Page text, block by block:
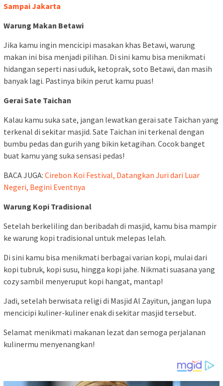
Sampai Jakarta
Warung Makan Betawi
Jika kamu ingin mencicipi masakan khas Betawi, warung
makan ini bisa menjadi pilihan. Di sini kamu bisa menikmati
hidangan seperti nasi uduk, ketoprak, soto Betawi, dan masih
banyak lagi. Pastinya bikin perut kamu puas!
Gerai Sate Taichan
Kalau kamu suka sate, jangan lewatkan gerai sate Taichan yang
terkenal di sekitar masjid. Sate Taichan ini terkenal dengan
bumbu pedas dan gurih yang bikin ketagihan. Cocok banget
buat kamu yang suka sensasi pedas!
BACA JUGA: Cirebon Koi Festival, Datangkan Juri dari Luar
Negeri, Begini Eventnya
Warung Kopi Tradisional
Setelah berkeliling dan beribadah di masjid, kamu bisa mampir
ke warung kopi tradisional untuk melepas lelah.
Di sini kamu bisa menikmati berbagai varian kopi, mulai dari
kopi tubruk, kopi susu, hingga kopi jahe. Nikmati suasana yang
cozy sambil menyeruput kopi hangat, mantap!
Jadi, setelah berwisata religi di Masjid Al Zayitun, jangan lupa
mencicipi kuliner-kuliner enak di sekitar masjid tersebut.
Selamat menikmati makanan lezat dan semoga perjalanan
kulinermu menyenangkan!